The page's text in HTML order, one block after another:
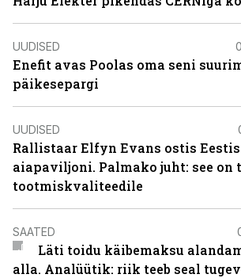
UUDISED
Enefit avas Poolas oma seni
päikesepargi
UUDISED
Rallistaar Elfyn Evans ostis
aiapaviljoni. Palmako juht: see on
tootmiskvaliteedile
SAATED
Läti toidu käibemaksu
alla. Analüütik: riik teeb seal